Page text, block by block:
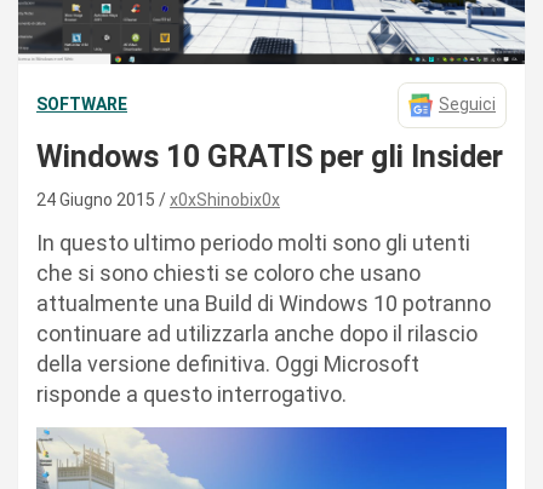
SOFTWARE Seguici
Windows 10 GRATIS per gli Insider
24 Giugno 2015 x0xShinobix0x
In questo ultimo periodo molti sono gli utenti
che si sono chiesti se coloro che usano
attualmente una Build di Windows 10 potranno
continuare ad utilizzarla anche dopo il rilascio
della versione definitiva. Oggi Microsoft
risponde a questo interrogativo.